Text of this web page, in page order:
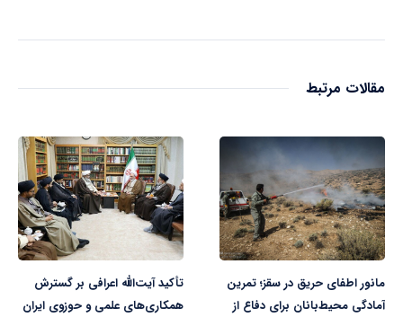
مقالات مرتبط
مانور اطفای حریق در سقز؛ تمرین
آمادگی محیط‌بانان برای دفاع از
تأکید آیت‌الله اعرافی بر گسترش
همکاری‌های علمی و حوزوی ایران